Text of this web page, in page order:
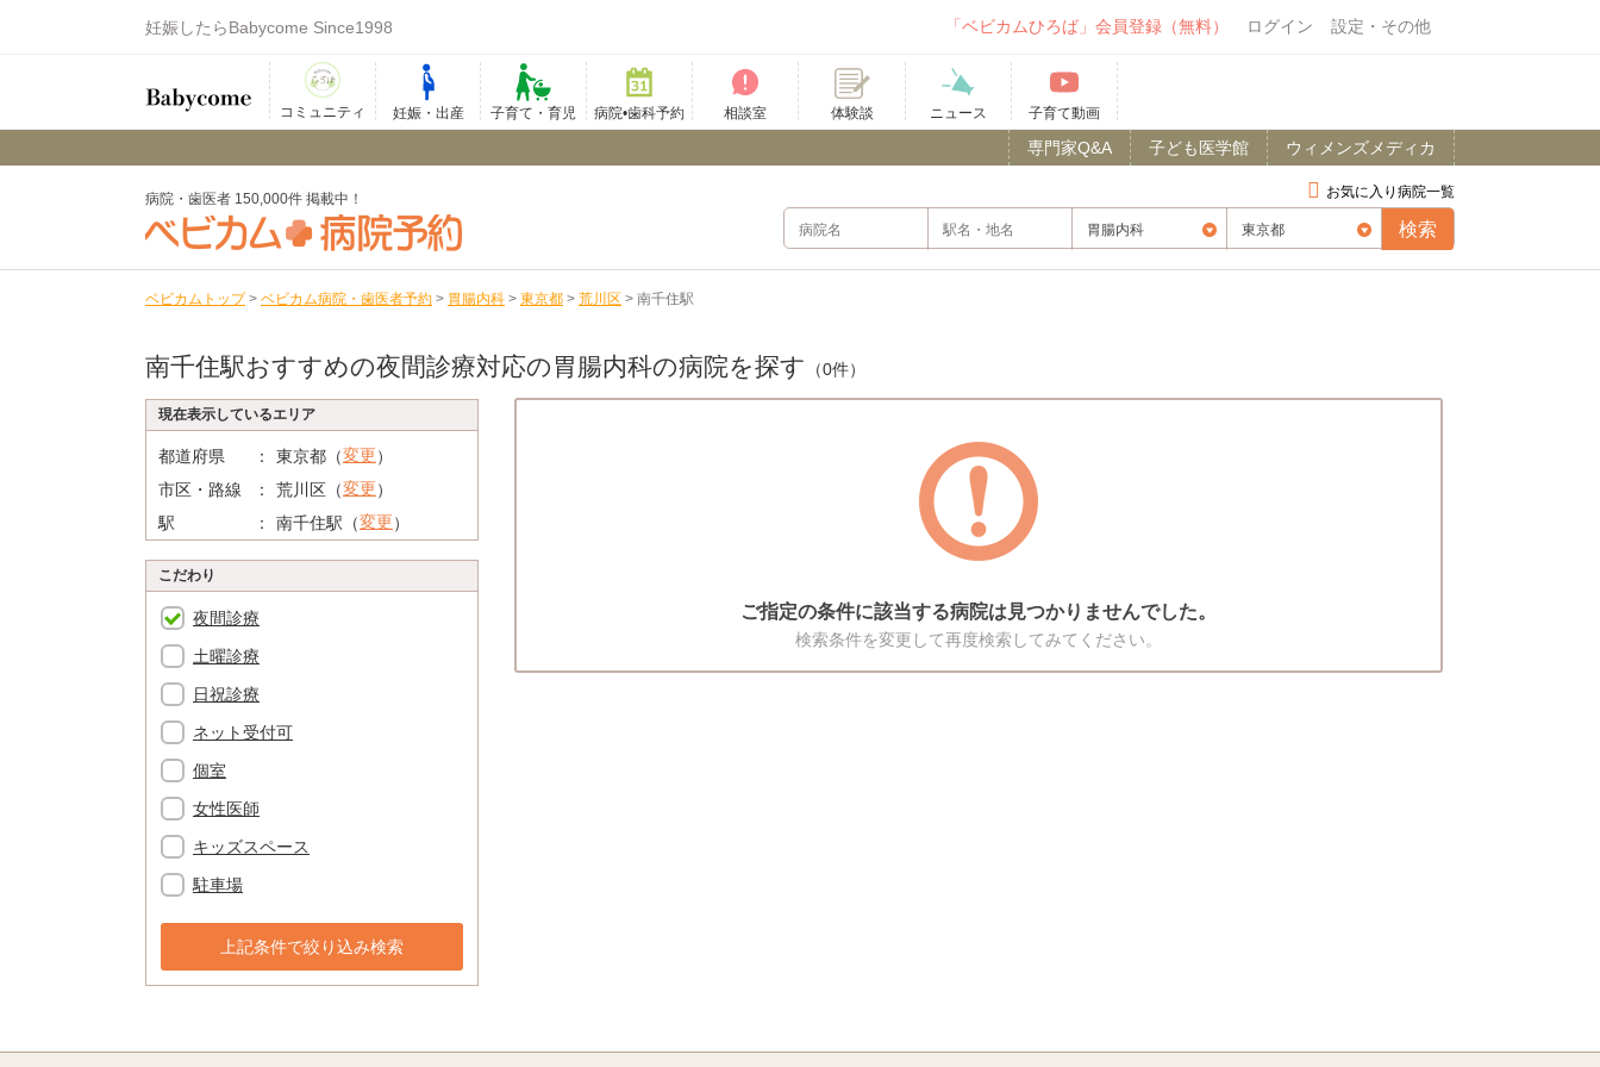
妊娠したらBabycome Since1998 「ベビカムひろば」会員登録（無料） ログイン 設定・その他
コミュニティ 妊娠・出産 子育て・育児 病院•歯科予約 相談室 体験談 ニュース 子育て動画
ウィメンズメディカ
子ども医学館
専門家Q&A
お気に入り病院一覧
病院・歯医者 150,000件 掲載中！
ベビカムトップ > ベビカム病院・歯医者予約 > 胃腸内科 > 東京都 > 荒川区 > 南千住駅
南千住駅おすすめの夜間診療対応の胃腸内科の病院を探す （0件）
現在表示しているエリア
都道府県 東京都（変更）
市区・路線
荒川区（変更）
駅
南千住駅（変更）
こだわり
夜間診療
土曜診療
日祝診療
ネット受付可
個室
女性医師
キッズスペース
駐車場
上記条件で絞り込み検索
ご指定の条件に該当する病院は見つかりませんでした。
検索条件を変更して再度検索してみてください。